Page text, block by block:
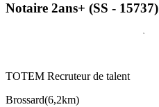
Notaire 2ans+ (SS - 15737)
TOTEM Recruteur de talent
Brossard(6,2km)